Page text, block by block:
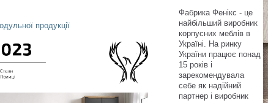
продукції
Фабрика Фенікс - це
найбільший виробник
корпусних меблів в
Україні. На ринку
України працює понад
15 років і
зарекомендувала
себе як надійний
партнер і виробник